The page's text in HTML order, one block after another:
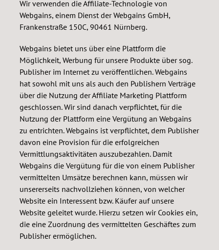
Wir verwenden die Affiliate-Technologie von
Webgains, einem Dienst der Webgains GmbH,
Frankenstraße 150C, 90461 Nürnberg.
Webgains bietet uns über eine Plattform die
Möglichkeit, Werbung für unsere Produkte über sog.
Publisher im Internet zu veröffentlichen. Webgains
hat sowohl mit uns als auch den Publishern Verträge
über die Nutzung der Affiliate Marketing Plattform
geschlossen. Wir sind danach verpflichtet, für die
Nutzung der Plattform eine Vergütung an Webgains
zu entrichten. Webgains ist verpflichtet, dem Publisher
davon eine Provision für die erfolgreichen
Vermittlungsaktivitäten auszubezahlen. Damit
Webgains die Vergütung für die von einem Publisher
vermittelten Umsätze berechnen kann, müssen wir
unsererseits nachvollziehen können, von welcher
Website ein Interessent bzw. Käufer auf unsere
Website geleitet wurde. Hierzu setzen wir Cookies ein,
die eine Zuordnung des vermittelten Geschäftes zum
Publisher ermöglichen.